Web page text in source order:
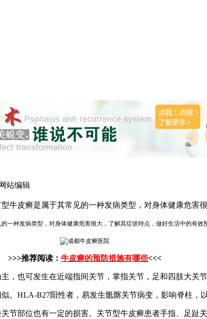
站编辑
牛皮癣是属于其常见的一种发病类型，对身体健康危害
一种发病类型，对身体健康危害很大，了解其症状特点，做好生活中的有效
>>>推荐阅读： 牛皮癣的预防措施有哪些<<<
也可发生在近端指间关节，掌指关节，足和四肢大关节
HLA-B27阳性者，易发生骶髂关节病变，影响脊柱，以
部位也有一定的损害。关节型牛皮癣患者手指、足趾关